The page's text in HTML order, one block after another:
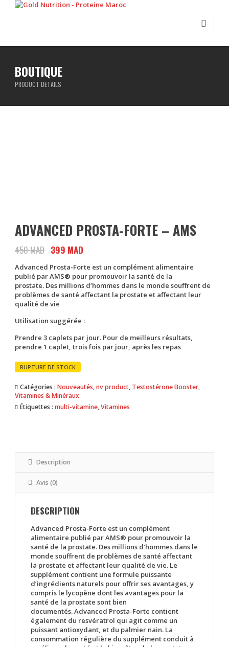
BOUTIQUE
PRODUCT DETAILS
ADVANCED PROSTA-FORTE – AMS
450MAD Le
initial
était :
450 MAD.
399 MAD
actuel
est :
399 MAD.
Advanced Prosta-Forte est un complément alimentaire
publié par AMS® pour promouvoir la santé de la
prostate. Des millions d’hommes dans le monde souffrent de
problèmes de santé affectant la prostate et affectant leur
qualité de vie
Utilisation suggérée :
Prendre 3 caplets par jour. Pour de meilleurs résultats,
prendre 1 caplet, trois fois par jour, après les repas
RUPTURE DE STOCK
Catégories :Nouveautés,nv product, Testostérone Booster,
Vitamines & Minéraux
Étiquettes :multi-vitamine,Vitamines
Description
Avis (0)
DESCRIPTION
Advanced Prosta-Forte est un complément
alimentaire publié par AMS® pour promouvoir la
santé de la prostate. Des millions d’hommes dans le
monde souffrent de problèmes de santé affectant
la prostate et affectant leur qualité de vie. Le
supplément contient une formule puissante
d’ingrédients naturels pour offrir ses avantages, y
compris le lycopène dont les avantages pour la
santé de la prostate sont bien
documentés. Advanced Prosta-Forte contient
également du resvératrol qui agit comme un
puissant antioxydant, et du palmier nain. La
consommation régulière du supplément conduit à